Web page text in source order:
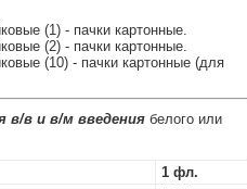
(1) - пачки картонные.
(2) - пачки картонные.
(10) - пачки картонные (для
в/в и в/м введениябелого или
1 фл.